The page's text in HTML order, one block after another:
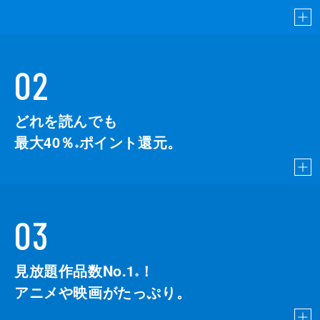
02
どれを読んでも
最大40％ ※ポイント還元。
03
見放題作品数No.1 ※
！
アニメや映画がたっぷり。